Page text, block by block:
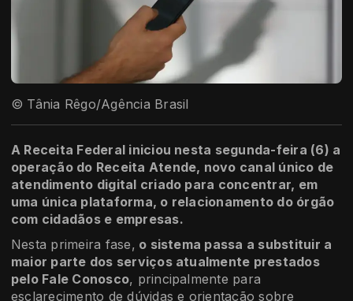
© Tânia Rêgo/Agência Brasil
A Receita Federal iniciou nesta segunda-feira (6) a
operação do Receita Atende, novo canal único de
atendimento digital criado para concentrar, em
uma única plataforma, o relacionamento do órgão
com cidadãos e empresas.
Nesta primeira fase, o sistema passa a substituir a
maior parte dos serviços atualmente prestados
pelo Fale Conosco, principalmente para
esclarecimento de dúvidas e orientação sobre